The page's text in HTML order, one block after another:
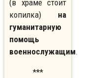
(в храме стоит
копилка) на
гуманитарную
помощь
военнослужащим.
***